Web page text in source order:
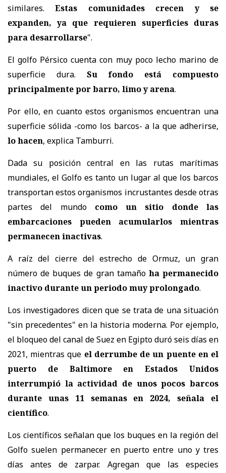
similares.Estas comunidades crecen y se
expanden, ya que requieren superficies duras
para desarrollarse".
El golfo Pérsico cuenta con muy poco lecho marino de
superficie dura. Su fondo está compuesto
principalmente por barro, limo y arena.
Por ello, en cuanto estos organismos encuentran una
superficie sólida -como los barcos- a la que adherirse,
lo hacen, explica Tamburri.
Dada su posición central en las rutas marítimas
mundiales, el Golfo es tanto un lugar al que los barcos
transportan estos organismos incrustantes desde otras
partes del mundo como un sitio donde las
embarcaciones pueden acumularlos mientras
permanecen inactivas.
A raíz del cierre del estrecho de Ormuz, un gran
número de buques de gran tamaño ha permanecido
inactivo durante un periodo muy prolongado.
Los investigadores dicen que se trata de una situación
"sin precedentes" en la historia moderna. Por ejemplo,
el bloqueo del canal de Suez en Egipto duró seis días en
2021, mientras que el derrumbe de un puente en el
puerto de Baltimore en Estados Unidos
interrumpió la actividad de unos pocos barcos
durante unas 11 semanas en 2024, señala el
científico.
Los científicos señalan que los buques en la región del
Golfo suelen permanecer en puerto entre uno y tres
días antes de zarpar. Agregan que las especies